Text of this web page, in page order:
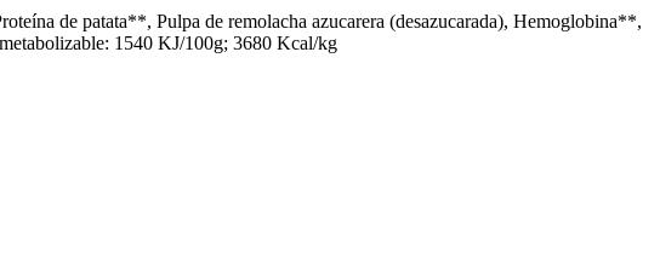
de patata**, Pulpa de remolacha azucarera (desazucarada), Hemoglobina**,
1540 KJ/100g; 3680 Kcal/kg